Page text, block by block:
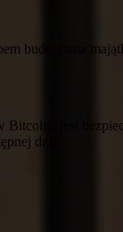
budowania
jest
dziś.